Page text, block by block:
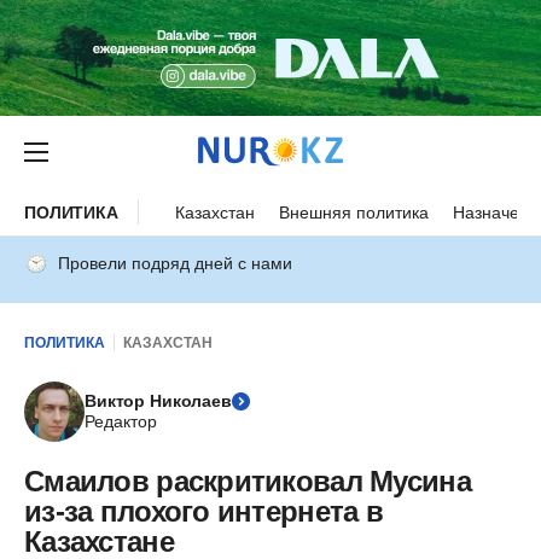
ПОЛИТИКА Казахстан Внешняя политика
Провели подряд дней с нами
ПОЛИТИКА КАЗАХСТАН
Виктор Николаев
Редактор
Смаилов раскритиковал Мусина
из-за плохого интернета в
Казахстане